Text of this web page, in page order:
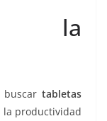
la
tabletas
la productividad